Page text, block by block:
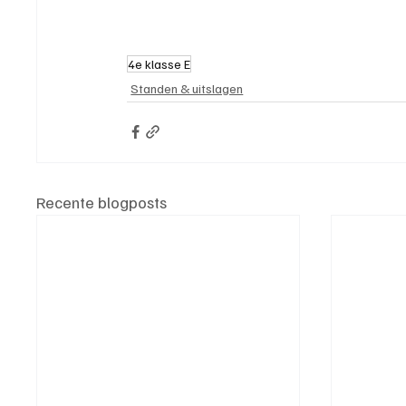
4e klasse E
Standen & uitslagen
Recente blogposts